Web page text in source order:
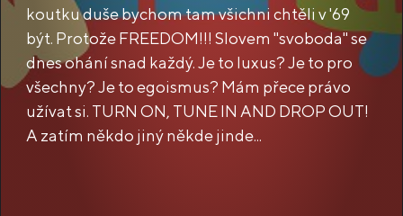
koutku duše bychom tam všichni chtěli v '69
být. Protože FREEDOM!!! Slovem "svoboda" se
dnes ohání snad každý. Je to luxus? Je to pro
všechny? Je to egoismus? Mám přece právo
užívat si. TURN ON, TUNE IN AND DROP OUT!
A zatím někdo jiný někde jinde...